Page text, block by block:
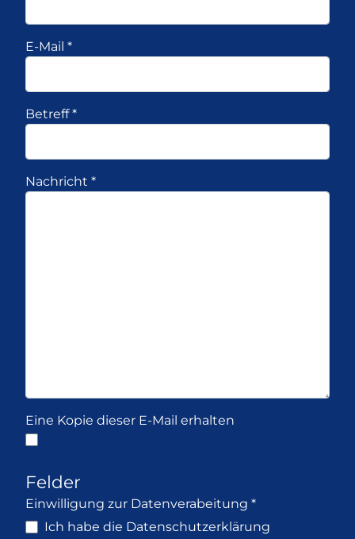
E-Mail *
Betreff*
Nachricht *
Eine Kopie dieser E-Mail erhalten
Felder
Einwilligung zur Datenverabeitung *
Einwilligung zur Datenverabeitung
Ich habe die Datenschutzerklärung